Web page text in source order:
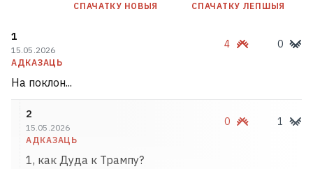
СПАЧАТКУ НОВЫЯ СПАЧАТКУ ЛЕПШЫЯ
1
15.05.2026
АДКАЗАЦЬ
4 0
На поклон...
2
15.05.2026
АДКАЗАЦЬ
0 1
1, как Дуда к Трампу?
«Пачынаю разумець людзей, якія
жывуць у турыстычных гарадах і не
любяць заезджых». Што турыстычны
бум прыносіць Гродну
У цэнтры Мінска выставілі на продаж
вядомы бар